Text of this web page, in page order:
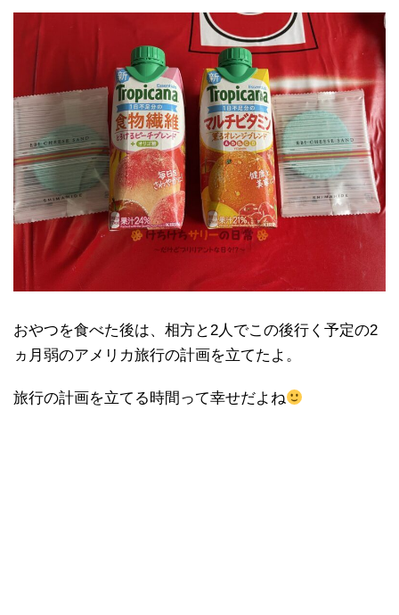
おやつを食べた後は、相方と2人でこの後行く予定の2
ヵ月弱のアメリカ旅行の計画を立てたよ。
旅行の計画を立てる時間って幸せだよね